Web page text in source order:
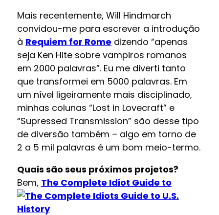
Mais recentemente, Will Hindmarch
convidou-me para escrever a introdução
à Requiem for Rome dizendo “apenas
seja Ken Hite sobre vampiros romanos
em 2000 palavras”. Eu me diverti tanto
que transformei em 5000 palavras. Em
um nível ligeiramente mais disciplinado,
minhas colunas “Lost in Lovecraft” e
“Supressed Transmission” são desse tipo
de diversão também – algo em torno de
2 a 5 mil palavras é um bom meio-termo.
Quais são seus próximos projetos?
Bem, The Complete Idiot Guide to